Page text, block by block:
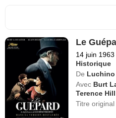
Le
14 juin 1963
Historique
De
Avec Burt
Terence Hill
Titre original